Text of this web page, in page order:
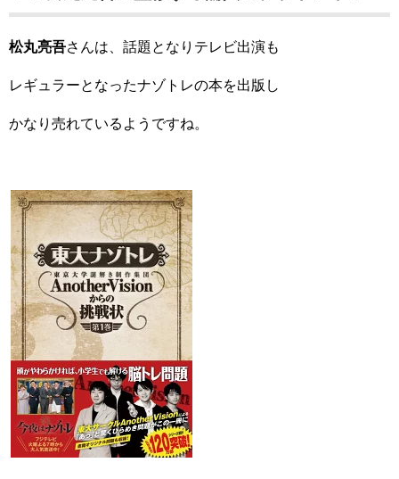
松丸亮吾さんは、話題となりテレビ出演も
レギュラーとなったナゾトレの本を出版し
かなり売れているようですね。